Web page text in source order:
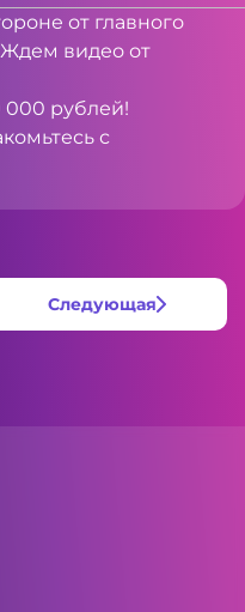
от главного
Ждем видео от
рублей!
с
Следующая